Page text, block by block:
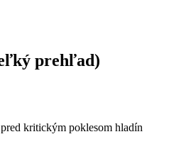
prehľad)
kritickým poklesom hladín